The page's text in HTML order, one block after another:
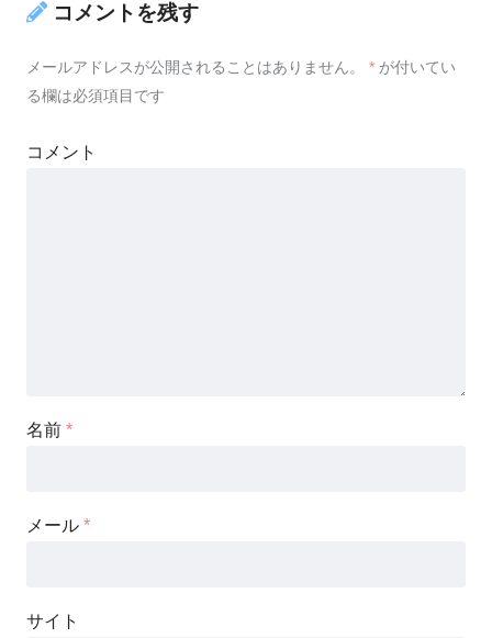
コメントを残す
メールアドレスが公開されることはありません。 * が付いてい
る欄は必須項目です
コメント
名前 *
メール *
サイト